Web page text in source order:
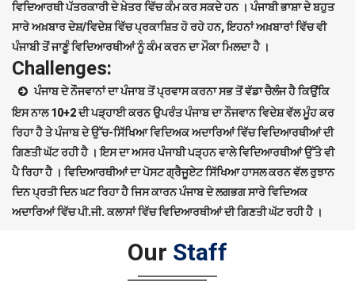
ਵਿਦਿਆਰਥੀ ਪੱਤਰਕਾਰੀ ਦੇ ਖ਼ੇਤਰ ਵਿੱਚ ਕੰਮ ਕਰ ਸਕਦੇ ਹਨ । ਪੰਜਾਬੀ ਭਾਸ਼ਾ ਦੇ ਬਹੁਤ
ਸਾਰੇ ਅਖ਼ਬਾਰ ਦੇਸ਼/ਵਿਦੇਸ਼ ਵਿੱਚ ਪ੍ਰਕਾਸ਼ਿਤ ਹੋ ਰਹੇ ਹਨ, ਇਹਨਾਂ ਅਖ਼ਬਾਰਾਂ ਵਿੱਚ ਵੀ
ਪੰਜਾਬੀ ਤੋਂ ਜਾਣੂੰ ਵਿਦਿਆਰਥੀਆਂ ਨੂੰ ਕੰਮ ਕਰਨ ਦਾ ਮੌਕਾ ਮਿਲਦਾ ਹੈ ।
Challenges:
ਪੰਜਾਬ ਦੇ ਨੌਜਵਾਨਾਂ ਦਾ ਪੰਜਾਬ ਤੋਂ ਪ੍ਰਵਾਸ ਕਰਨਾ ਸਭ ਤੋਂ ਵੱਡਾ ਚੈਲੰਜ ਹੈ ਕਿਉਂਕਿ
ਇਸ ਨਾਲ 10+2 ਦੀ ਪੜ੍ਹਾਈ ਕਰਨ ਉਪਰੰਤ ਪੰਜਾਬ ਦਾ ਨੌਜਵਾਨ ਵਿਦੇਸ਼ ਵੱਲ ਮੂੰਹ ਕਰ
ਰਿਹਾ ਹੈ ਤੇ ਪੰਜਾਬ ਦੇ ਉੱਚ-ਸਿੱਖਿਆ ਵਿਦਿਅਕ ਅਦਾਰਿਆਂ ਵਿੱਚ ਵਿਦਿਆਰਥੀਆਂ ਦੀ
ਗਿਣਤੀ ਘੱਟ ਰਹੀ ਹੈ । ਇਸ ਦਾ ਅਸਰ ਪੰਜਾਬੀ ਪੜ੍ਹਨ ਵਾਲੇ ਵਿਦਿਆਰਥੀਆਂ ਉੱਤੇ ਵੀ
ਪੈ ਰਿਹਾ ਹੈ । ਵਿਦਿਆਰਥੀਆਂ ਦਾ ਪੋਸਟ ਗ੍ਰੈਜੂਏਟ ਸਿੱਖਿਆ ਹਾਸਲ ਕਰਨ ਵੱਲ ਰੁਝਾਨ
ਦਿਨ ਪ੍ਰਤੀ ਦਿਨ ਘਟ ਰਿਹਾ ਹੈ ਜਿਸ ਕਾਰਨ ਪੰਜਾਬ ਦੇ ਲਗਭਗ ਸਾਰੇ ਵਿਦਿਅਕ
ਅਦਾਰਿਆਂ ਵਿੱਚ ਪੀ.ਜੀ. ਕਲਾਸਾਂ ਵਿੱਚ ਵਿਦਿਆਰਥੀਆਂ ਦੀ ਗਿਣਤੀ ਘੱਟ ਰਹੀ ਹੈ ।
Our Staff